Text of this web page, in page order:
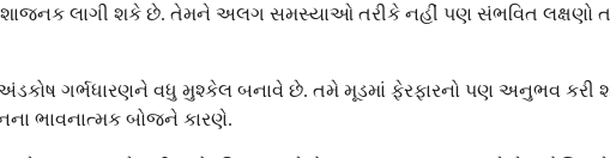
લાગી શકે છે. તેમને અલગ સમસ્યાઓ તરીકે નહીં પણ સંભવિત લક્ષણો
ગર્ભધારણને વધુ મુશ્કેલ બનાવે છે. તમે મૂડમાં ફેરફારનો પણ અનુભવ કરી
ભાવનાત્મક બોજને કારણે.